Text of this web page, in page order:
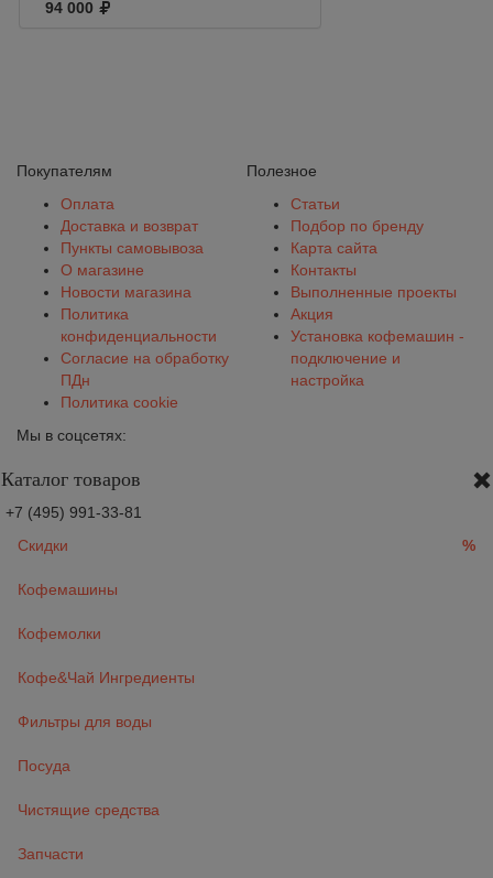
94 000
Покупателям
Оплата
Доставка и возврат
Пункты самовывоза
О магазине
Новости магазина
Политика
конфиденциальности
Согласие на обработку
ПДн
Политика cookie
Полезное
Статьи
Подбор по бренду
Карта сайта
Контакты
Выполненные проекты
Акция
Установка кофемашин -
подключение и
настройка
Мы в соцсетях:
Каталог товаров
+7 (495) 991-33-81
Скидки
%
Кофемашины
Кофемолки
Кофе&Чай Ингредиенты
Фильтры для воды
Посуда
Чистящие средства
Запчасти